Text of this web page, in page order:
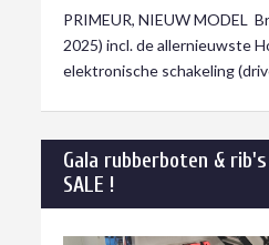
PRIMEUR, NIEUW MODEL
2025) incl. de allernieuwste
elektronische schakeling
Gala rubberboten & rib's
SALE !